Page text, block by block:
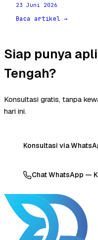
23 Juni 2026
Baca artikel →
Siap punya
Tengah?
Konsultasi gratis, tanpa
hari ini.
Konsultasi via
Chat WhatsApp —